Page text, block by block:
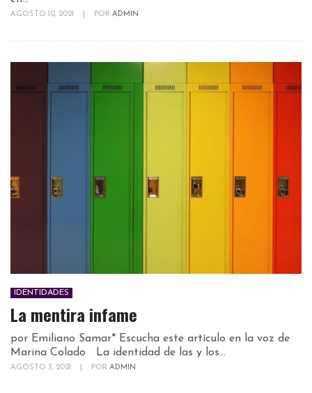
AGOSTO 10, 2021 POR ADMIN
IDENTIDADES
La mentira infame
por Emiliano Samar* Escucha este artículo en la voz de
Marina Colado La identidad de las y los...
AGOSTO 3, 2021 POR ADMIN